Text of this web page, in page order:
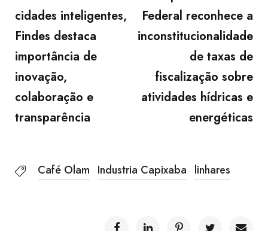
cidades inteligentes,
Findes destaca
importância de
inovação,
colaboração e
transparência
Federal reconhece a
inconstitucionalidade
de taxas de
fiscalização sobre
atividades hídricas e
energéticas
Café Olam Industria Capixaba linhares